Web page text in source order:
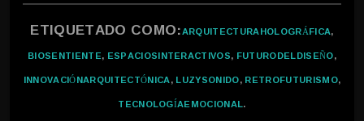
ETIQUETADO COMO:ARQUITECTURAHOLOGRÁFICA,
BIOSENTIENTE, ESPACIOSINTERACTIVOS, FUTURODELDISEÑO,
INNOVACIÓNARQUITECTÓNICA,LUZYSONIDO,RETROFUTURISMO,
TECNOLOGÍAEMOCIONAL.